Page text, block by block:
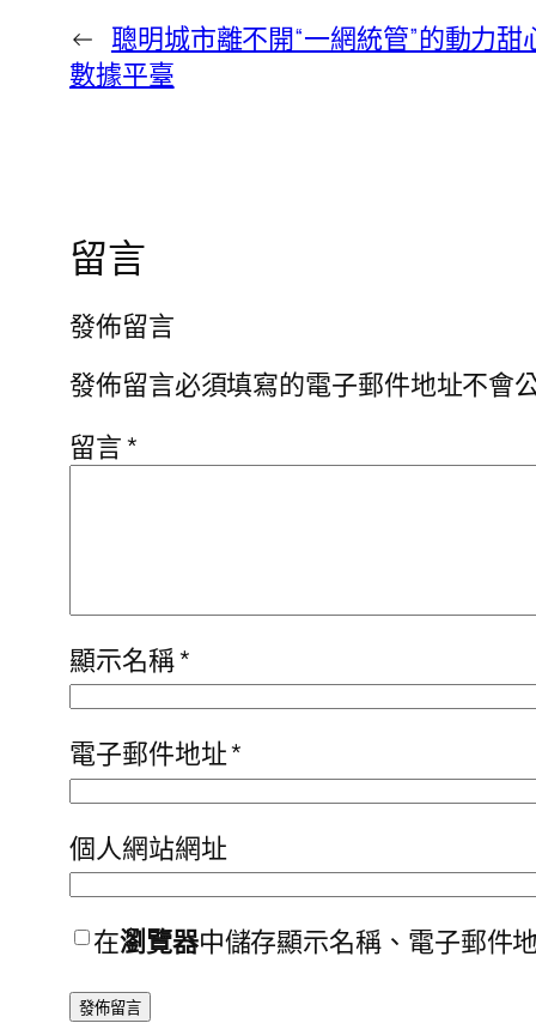
← 聰明城市離不開“一網統管”的動力甜
數據平臺
留言
發佈留言
發佈留言必須填寫的電子郵件地址不會
留言*
顯示名稱*
電子郵件地址*
個人網站網址
在瀏覽器中儲存顯示名稱、電子郵件